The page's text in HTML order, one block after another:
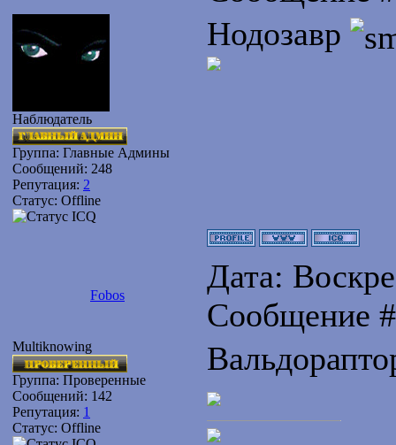
Наблюдатель
Группа: Главные Админы
Сообщений: 248
Репутация: 2
Статус: Offline
Нодозавр
Fobos
Дата:
Сообщение
Multiknowing
Группа: Проверенные
Сообщений: 142
Репутация: 1
Статус: Offline